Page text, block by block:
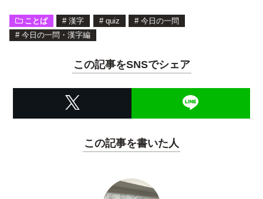
ことば # 漢字 # quiz # 今日の一問
# 今日の一問・漢字編
この記事をSNSでシェア
この記事を書いた人